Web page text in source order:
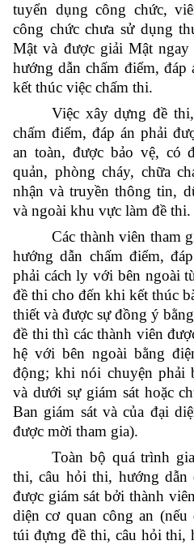
tuyển dụng công chức,
công chức chưa sử dụng
Mật và được giải Mật
hướng dẫn chấm điểm,
kết thúc việc chấm thi.
Việc xây dựng đề
chấm điểm, đáp án phải
an toàn, được bảo vệ, có
quản, phòng cháy, chữa
nhận và truyền thông tin,
và ngoài khu vực làm đề thi.
Các thành viên tham
hướng dẫn chấm điểm,
phải cách ly với bên ngoài
đề thi cho đến khi kết thúc
thiết và được sự đồng ý
đề thi thì các thành viên
hệ với bên ngoài bằng
động; khi nói chuyện phải
và dưới sự giám sát hoặc
Ban giám sát và của đại
được mời tham gia).
Toàn bộ quá trình
thi, câu hỏi thi, hướng dẫn
được giám sát bởi thành
diện cơ quan công an
túi đựng đề thi, câu hỏi thi,